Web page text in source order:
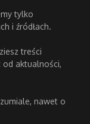
tylko
i źródłach.
treści
aktualności,
nawet o